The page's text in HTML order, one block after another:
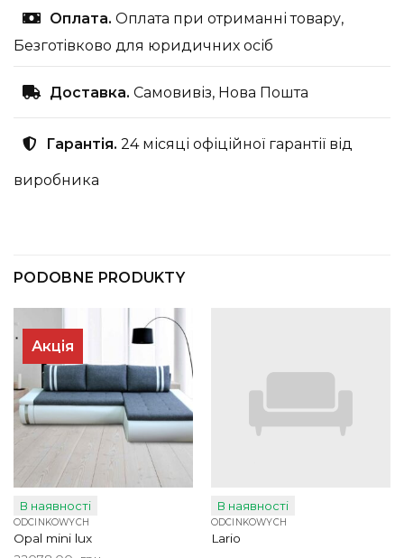
Оплата. Оплата при отриманні товару,
Безготівково для юридичних осіб
Доставка. Самовивіз, Нова Пошта
Гарантія. 24 місяці офіційної гарантії від
виробника
PODOBNE PRODUKTY
Акція
В наявності
ODCINKOWYCH
Opal mini lux
В наявності
ODCINKOWYCH
Lario